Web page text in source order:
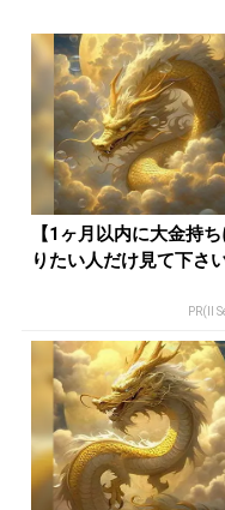
【1ヶ月以内に大金持
りたい人だけ見て下さい
PR(Il